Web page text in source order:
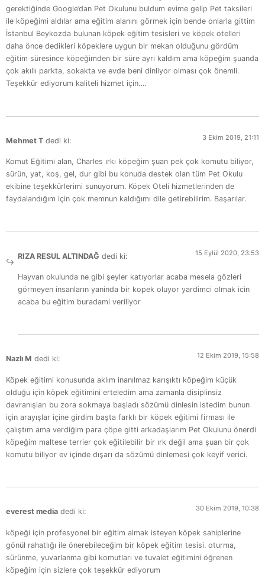
gerektiğinde Google’dan Pet Okulunu buldum evime gelip Pet taksileri
ile köpeğimi aldılar ama eğitim alanını görmek için bende onlarla gittim
İstanbul Beykozda bulunan köpek eğitim tesisleri ve köpek otelleri
daha önce dedikleri köpeklere uygun bir mekan olduğunu gördüm
eğitim süresince köpeğimden bir süre ayrı kaldım ama köpeğim şuanda
çok akıllı parkta, sokakta ve evde beni dinliyor olması çok önemli.
Teşekkür ediyorum kaliteli hizmet için….
Mehmet T dedi ki: 3 Ekim 2019, 21:11
Komut Eğitimi alan, Charles ırkı köpeğim şuan pek çok komutu biliyor,
sürün, yat, koş, gel, dur gibi bu konuda destek olan tüm Pet Okulu
ekibine teşekkürlerimi sunuyorum. Köpek Oteli hizmetlerinden de
faydalandığım için çok memnun kaldığımı dile getirebilirim. Başarılar.
RIZA RESUL ALTINDAĞ dedi ki: 15 Eylül 2020, 23:53
Hayvan okulunda ne gibi şeyler katıyorlar acaba mesela gözleri
görmeyen insanların yaninda bir kopek oluyor yardimci olmak icin
acaba bu eğitim buradami veriliyor
Nazlı M dedi ki: 12 Ekim 2019, 15:58
Köpek eğitimi konusunda aklım inanılmaz karışıktı köpeğim küçük
olduğu için köpek eğitimini erteledim ama zamanla disiplinsiz
davranışları bu zora sokmaya başladı sözümü dinlesin istedim bunun
için arayışlar içine girdim başta farklı bir köpek eğitimi firması ile
çalıştım ama verdiğim para çöpe gitti arkadaşlarım Pet Okulunu önerdi
köpeğim maltese terrier çok eğitilebilir bir ırk değil ama şuan bir çok
komutu biliyor ev içinde dışarı da sözümü dinlemesi çok keyif verici.
everest media dedi ki: 30 Ekim 2019, 10:38
köpeği için profesyonel bir eğitim almak isteyen köpek sahiplerine
gönül rahatlığı ile önerebileceğim bir köpek eğitim tesisi. oturma,
sürünme, yuvarlanma gibi komutları ve tuvalet eğitimini öğrenen
köpeğim için sizlere çok teşekkür ediyorum